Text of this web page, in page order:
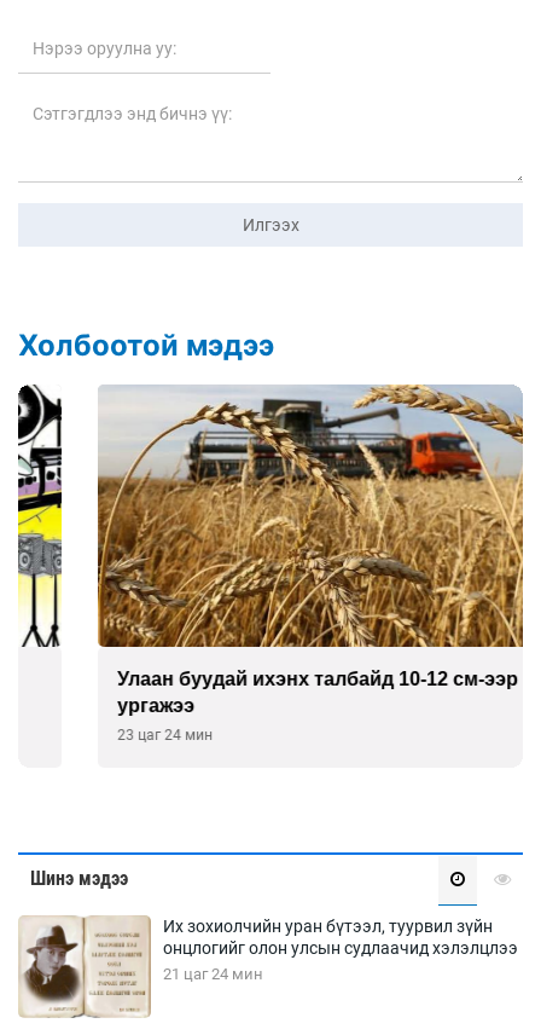
Илгээх
Холбоотой мэдээ
Улаан буудай ихэнх талбайд 10-12 см-ээр өндөр
23 цаг 24 мин
Шинэ мэдээ
Их зохиолчийн уран бүтээл, туурвил зүйн
онцлогийг олон улсын судлаачид хэлэлцлээ
21 цаг 24 мин